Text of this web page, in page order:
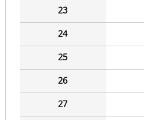
23
24
25
26
27